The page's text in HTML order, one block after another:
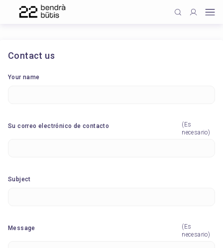
Contact us
Your name
Su correo electrónico de contacto
(Es
necesario)
Subject
Message
(Es
necesario)